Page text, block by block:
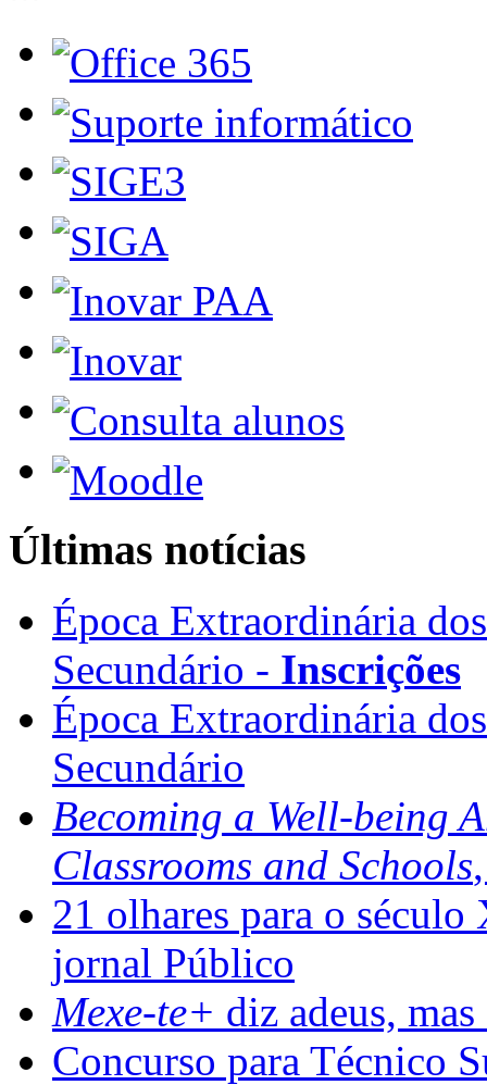
Últimas notícias
Época Extraordinária
Secundário - Inscrições
Época Extraordinária
Secundário
Becoming a Well-being
Classrooms and Schools
21 olhares para o
jornal Público
Mexe-te+ diz adeus,
Concurso para Técnico